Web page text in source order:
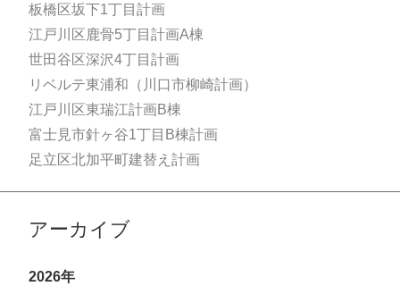
板橋区坂下1丁目計画
江戸川区鹿骨5丁目計画A棟
世田谷区深沢4丁目計画
リベルテ東浦和（川口市柳崎計画）
江戸川区東瑞江計画B棟
富士見市針ヶ谷1丁目B棟計画
足立区北加平町建替え計画
アーカイブ
2026年